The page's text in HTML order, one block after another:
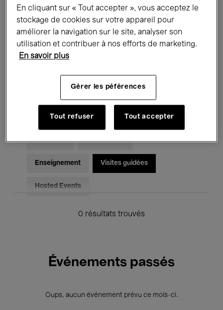
Tous les événements Concerts
Expositions Films Performances
Rencontres & Débats
Musique classique Global Music
Musique électronique
Pour tous Kids’ Palace
Enseignement Visites guidées
Hosted Events
0 résultats trouvés
Événements passés
Oups, aucun événement prévu ce mois-ci.
En cliquant sur « Tout accepter », vous acceptez le
stockage de cookies sur votre appareil pour
améliorer la navigation sur le site, analyser son
utilisation et contribuer à nos efforts de marketing.
En savoir plus
Gérer les péférences
Tout refuser Tout accepter